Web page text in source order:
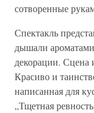
сотворенные
Спектакль
дышали
декорации. Сцена
Красиво и
написанная для
„Тщетная